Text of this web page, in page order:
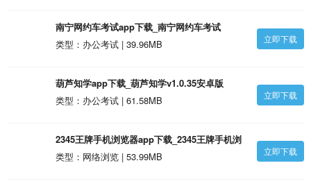
南宁网约车考试app下载_南宁网约车考试
v2.2.34安卓版
类型：办公考试 | 39.96MB 立即下载
葫芦知学app下载_葫芦知学v1.0.35安卓版
类型：办公考试 | 61.58MB
立即下载
2345王牌手机浏览器app下载_2345王牌手机浏
览器v13.1.39安卓版
类型：网络浏览 | 53.99MB 立即下载